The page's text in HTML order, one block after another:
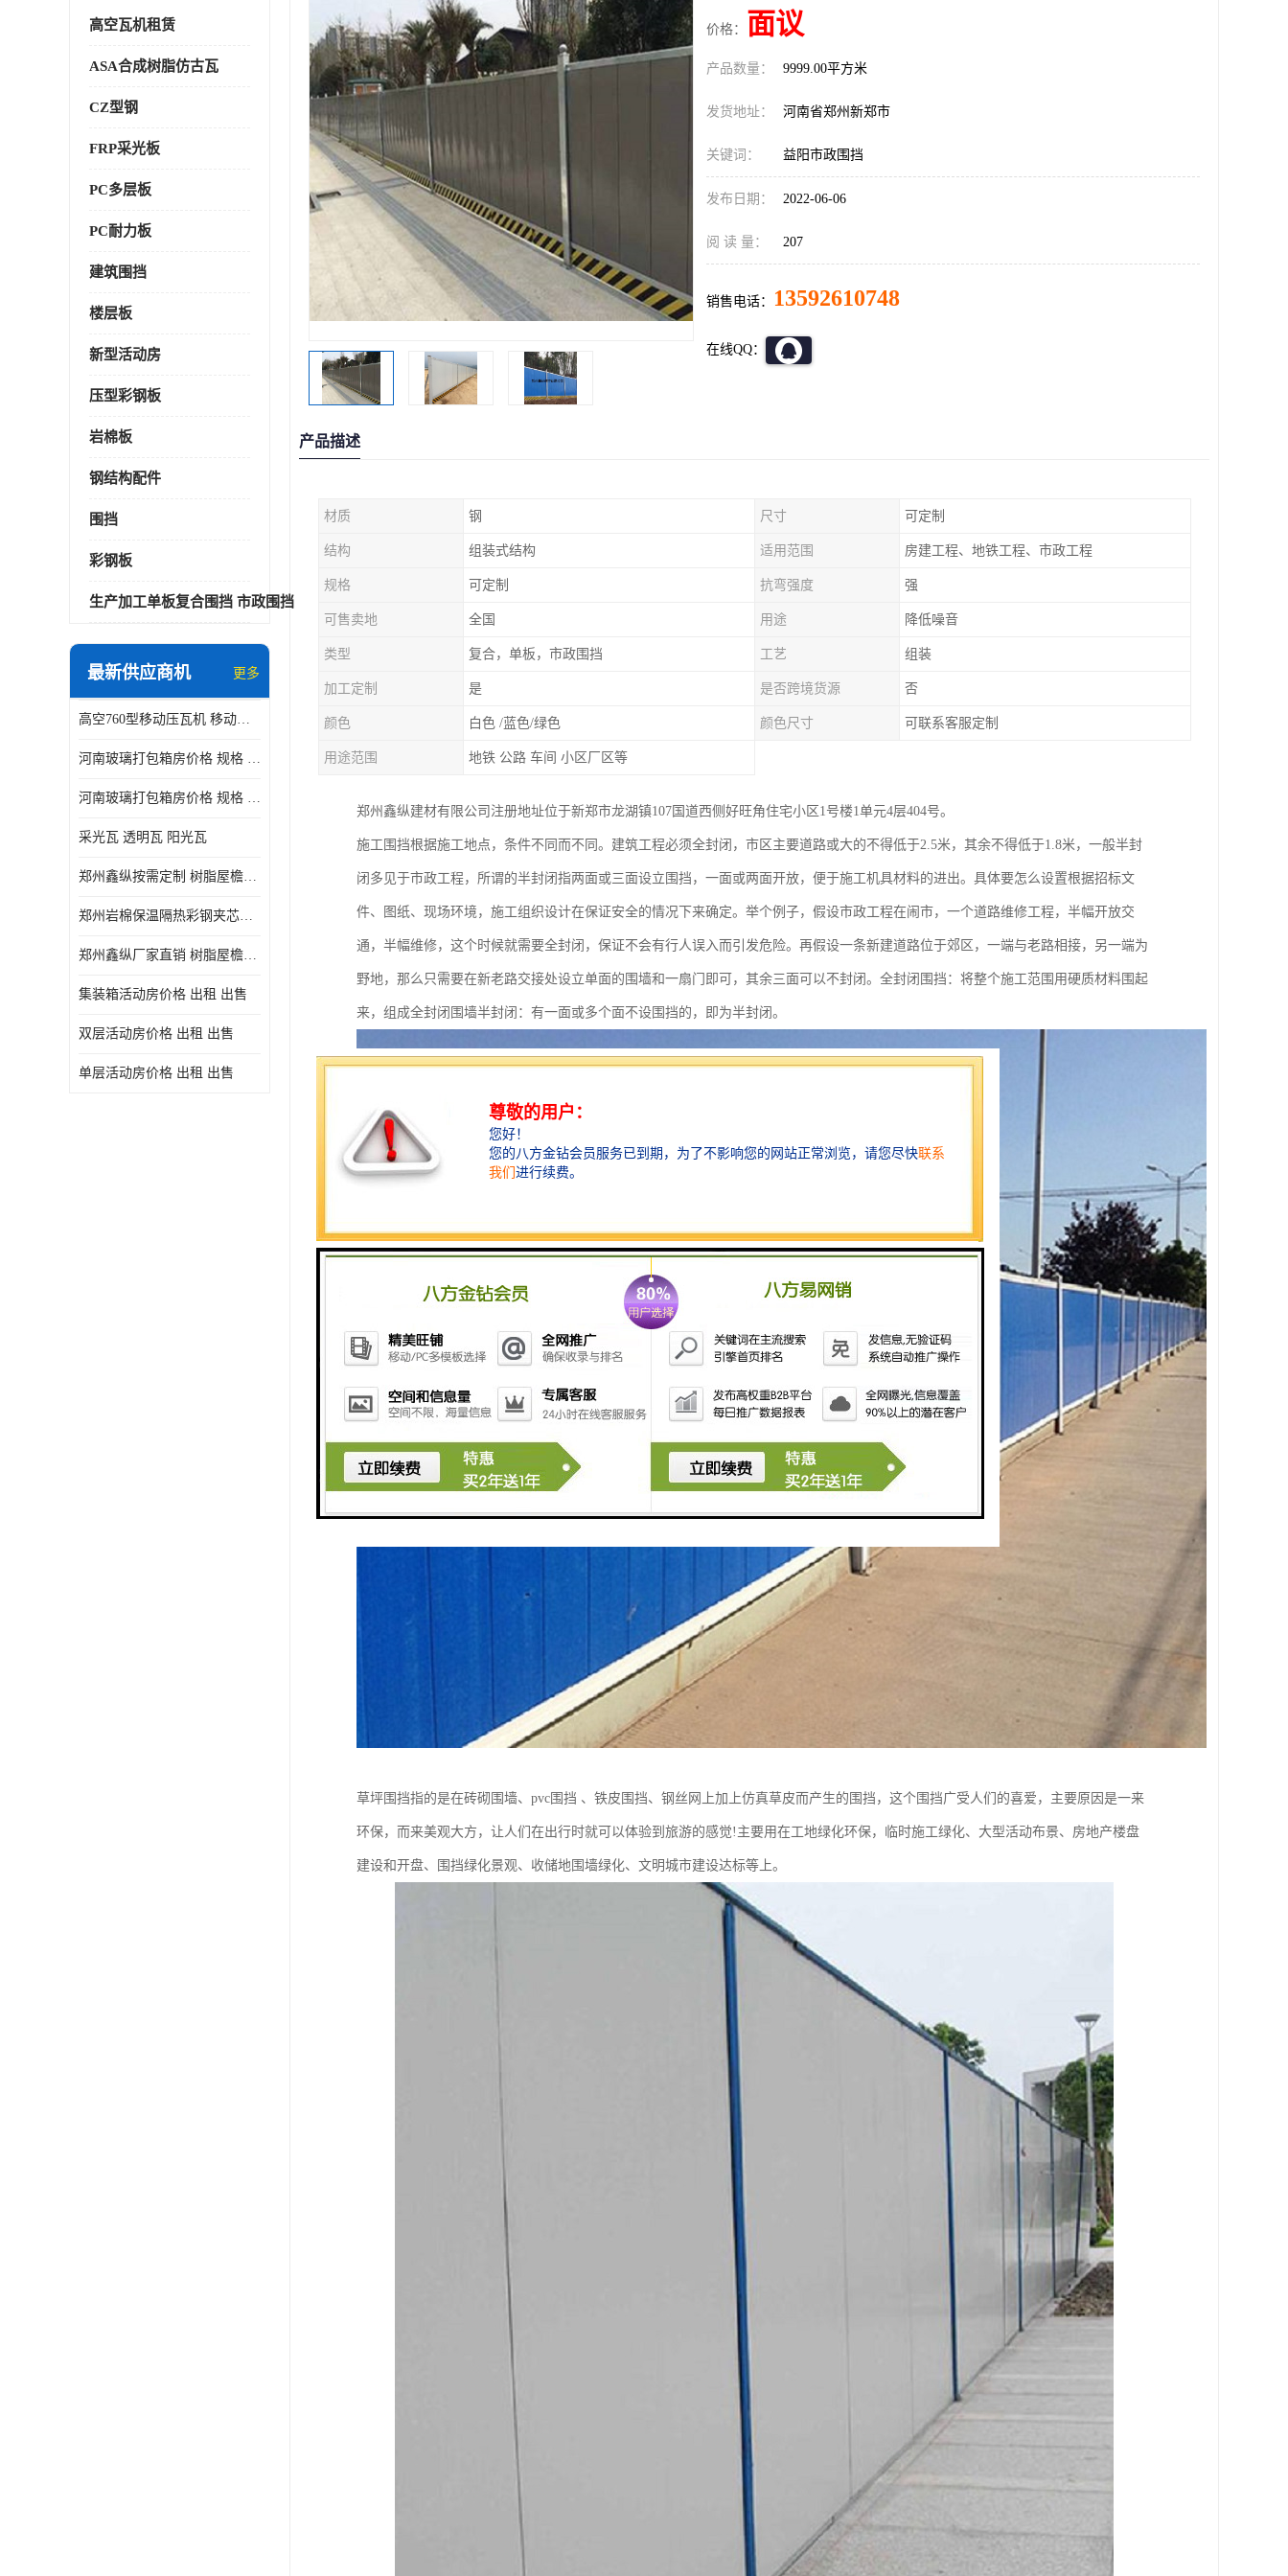
高空瓦机租赁
ASA合成树脂仿古瓦
CZ型钢
FRP采光板
PC多层板
PC耐力板
建筑围挡
楼层板
新型活动房
压型彩钢板
岩棉板
钢结构配件
围挡
彩钢板
生产加工单板复合围挡 市政围挡
最新供应商机 更多
高空760型移动压瓦机 移动升降制瓦设备租赁选郑州鑫纵
河南玻璃打包箱房价格 规格 鑫纵建材按需定制
河南玻璃打包箱房价格 规格 鑫纵建材批发
采光瓦 透明瓦 阳光瓦
郑州鑫纵按需定制 树脂屋檐装饰塑料琉璃瓦片 中式仿古瓦的特点 价格
郑州岩棉保温隔热彩钢夹芯板 郑州鑫纵支持定做
郑州鑫纵厂家直销 树脂屋檐装饰塑料琉璃瓦片 中式仿古瓦的特点 价格
集装箱活动房价格 出租 出售
双层活动房价格 出租 出售
单层活动房价格 出租 出售
价格： 面议
产品数量： 9999.00平方米
发货地址： 河南省郑州新郑市
关键词： 益阳市政围挡
发布日期： 2022-06-06
阅 读 量： 207
销售电话： 13592610748
在线QQ：
产品描述
材质 钢 尺寸 可定制
结构 组装式结构 适用范围 房建工程、地铁工程、市政工程
规格 可定制 抗弯强度 强
可售卖地 全国 用途 降低噪音
类型 复合，单板，市政围挡 工艺 组装
加工定制 是 是否跨境货源 否
颜色 白色 /蓝色/绿色 颜色尺寸 可联系客服定制
用途范围 地铁 公路 车间 小区厂区等
郑州鑫纵建材有限公司注册地址位于新郑市龙湖镇107国道西侧好旺角住宅小区1号楼1单元4层404号。
施工围挡根据施工地点，条件不同而不同。建筑工程必须全封闭，市区主要道路或大的不得低于2.5米，其余不得低于1.8米，一般半封
闭多见于市政工程，所谓的半封闭指两面或三面设立围挡，一面或两面开放，便于施工机具材料的进出。具体要怎么设置根据招标文
件、图纸、现场环境，施工组织设计在保证安全的情况下来确定。举个例子，假设市政工程在闹市，一个道路维修工程，半幅开放交
通，半幅维修，这个时候就需要全封闭，保证不会有行人误入而引发危险。再假设一条新建道路位于郊区，一端与老路相接，另一端为
野地，那么只需要在新老路交接处设立单面的围墙和一扇门即可，其余三面可以不封闭。全封闭围挡：将整个施工范围用硬质材料围起
来，组成全封闭围墙半封闭：有一面或多个面不设围挡的，即为半封闭。
草坪围挡指的是在砖砌围墙、pvc围挡 、铁皮围挡、钢丝网上加上仿真草皮而产生的围挡，这个围挡广受人们的喜爱，主要原因是一来
环保，而来美观大方，让人们在出行时就可以体验到旅游的感觉!主要用在工地绿化环保，临时施工绿化、大型活动布景、房地产楼盘
建设和开盘、围挡绿化景观、收储地围墙绿化、文明城市建设达标等上。